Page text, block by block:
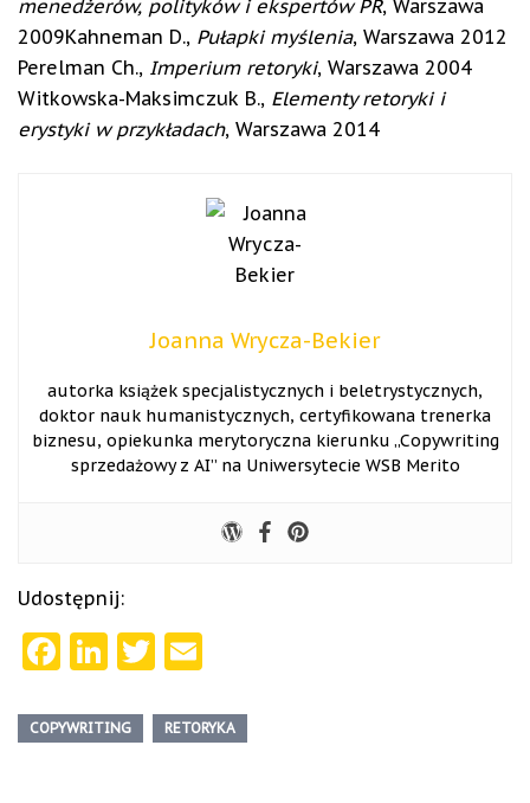
menedżerów, polityków i ekspertów PR, Warszawa
2009Kahneman D., Pułapki myślenia, Warszawa 2012
Perelman Ch., Imperium retoryki, Warszawa 2004
Witkowska-Maksimczuk B., Elementy retoryki i
erystyki w przykładach, Warszawa 2014
Joanna Wrycza-Bekier
autorka książek specjalistycznych i beletrystycznych,
doktor nauk humanistycznych, certyfikowana trenerka
biznesu, opiekunka merytoryczna kierunku „Copywriting
sprzedażowy z AI” na Uniwersytecie WSB Merito
Udostępnij:
Facebook
LinkedIn
Twitter
COPYWRITING RETORYKA